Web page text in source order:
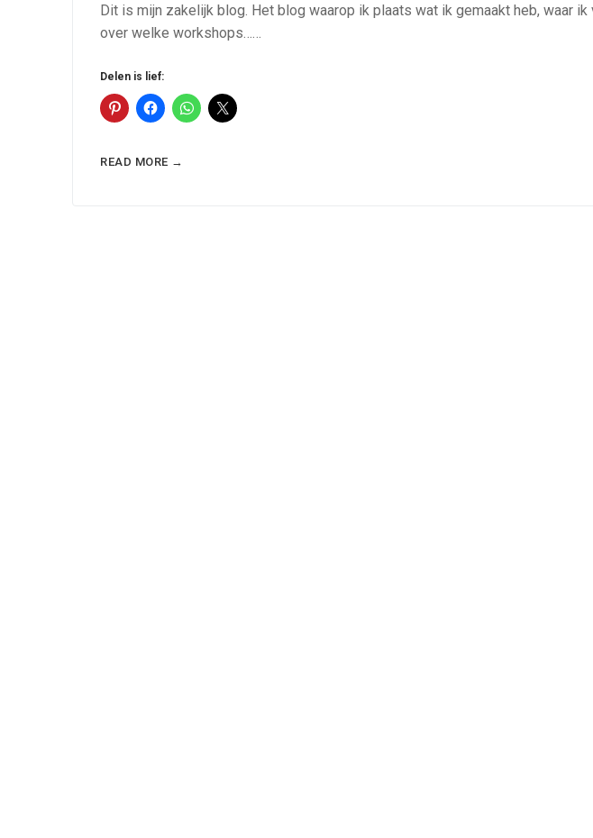
Dit is mijn zakelijk blog. Het blog waarop ik plaats wat ik gemaakt heb, waar ik
over welke workshops……
Delen is lief:
READ MORE →